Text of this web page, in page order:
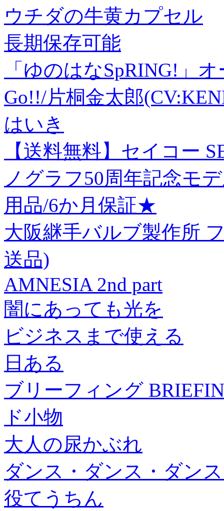
ウチダの牛黄カプセル
長期保存可能
「ゆのはなSpRING!」
Go!!/片桐金太郎
はいき
【送料無料】セイコー
ノグラフ50周年記念モ
用品/6か月保証★
大阪継手バルブ製作所
送品)
AMNESIA 2nd part
闇にあっても光を
ビジネスまで使える
日ある
ブリーフィング
ド小物
大人の尿かぶれ
ダンス・ダンス・ダン
役てうちん